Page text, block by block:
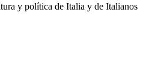
y política de Italia y de Italianos